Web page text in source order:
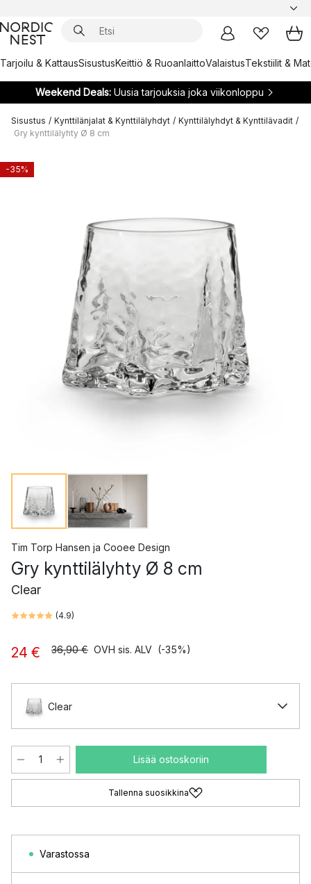
Tarjoilu & KattausSisustusKeittiö & RuoanlaittoValaistusTekstiilit &
Weekend Deals:Uusia tarjouksia joka viikonloppu
Sisustus / Kynttilänjalat & Kynttilälyhdyt / Kynttilälyhdyt & Kynttilävadit /
Gry kynttilälyhty Ø 8 cm
-35%
Tim Torp Hansen ja Cooee Design
Gry kynttilälyhty Ø 8 cm
Clear
(4.9)
24 € 36,90 € OVH sis. ALV (-35%)
Clear
Lisää ostoskoriin
Tallenna suosikkina
Varastossa